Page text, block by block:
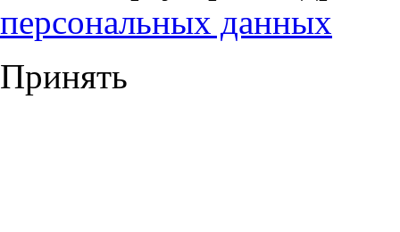
персональных данных
Принять